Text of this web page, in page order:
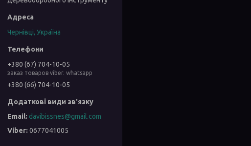
Чернівці, Україна
+380 (67) 704-10-05
заказ товаров viber. whatsapp
+380 (66) 704-10-05
davibissnes@gmail.com
0677041005